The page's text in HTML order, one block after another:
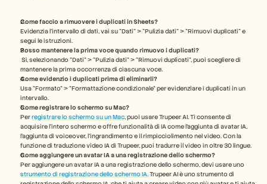
Come faccio a rimuovere i duplicati in Sheets?
Evidenzia l'intervallo di dati, vai su "Dati" > "Pulizia dati" > "Rimuovi duplicati" e
segui le istruzioni.
Posso mantenere la prima voce quando rimuovo i duplicati?
mantenere la prima occorrenza di ciascuna voce.
Come evidenzio i duplicati prima di eliminarli?
Usa "Formato" > "Formattazione condizionale" per evidenziare i duplicati in un
intervallo.
Come registrare lo schermo su Mac?
Per registrare lo schermo su un Mac, puoi usare Trupeer AI. Ti consente di
acquisire l'intero schermo e offre funzionalità di IA come l'aggiunta di avatar IA,
l'aggiunta di voiceover, l'ingrandimento e il rimpicciolimento nel video. Con la
funzione di traduzione video IA di Trupeer, puoi tradurre il video in oltre 30 lingue.
Come aggiungere un avatar IA a una registrazione dello schermo?
strumento di registrazione dello schermo IA. Trupeer AI è uno strumento di